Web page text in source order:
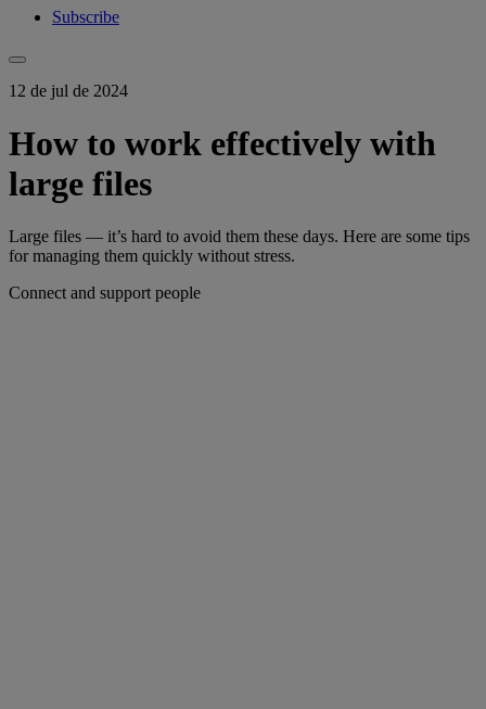
Subscribe
12 de jul de 2024
How to work effectively with
large files
Large files — it’s hard to avoid them these days. Here are some tips
for managing them quickly without stress.
Connect and support people